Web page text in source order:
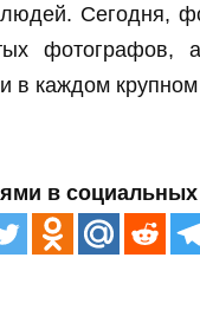
людей. Сегодня,
фотографов,
в каждом
в социальных